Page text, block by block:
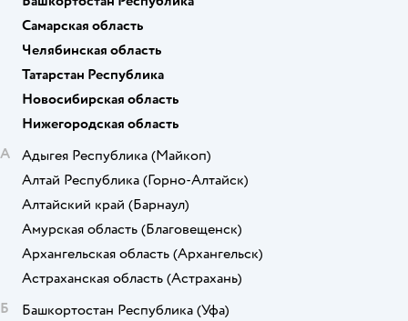
Самарская область
Челябинская область
Татарстан Республика
Новосибирская область
Нижегородская область
А
Адыгея Республика (Майкоп)
Алтай Республика (Горно-Алтайск)
Алтайский край (Барнаул)
Амурская область (Благовещенск)
Архангельская область (Архангельск)
Астраханская область (Астрахань)
Б
Башкортостан Республика (Уфа)